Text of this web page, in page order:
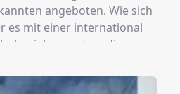
angeboten. Wie sich
es mit einer international
zu tun, die
von Beirut mit einem
Da die Behörden vor